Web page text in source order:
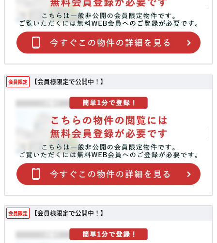
会員限定 【会員様限定で公開中！】
会員限定 【会員様限定で公開中！】